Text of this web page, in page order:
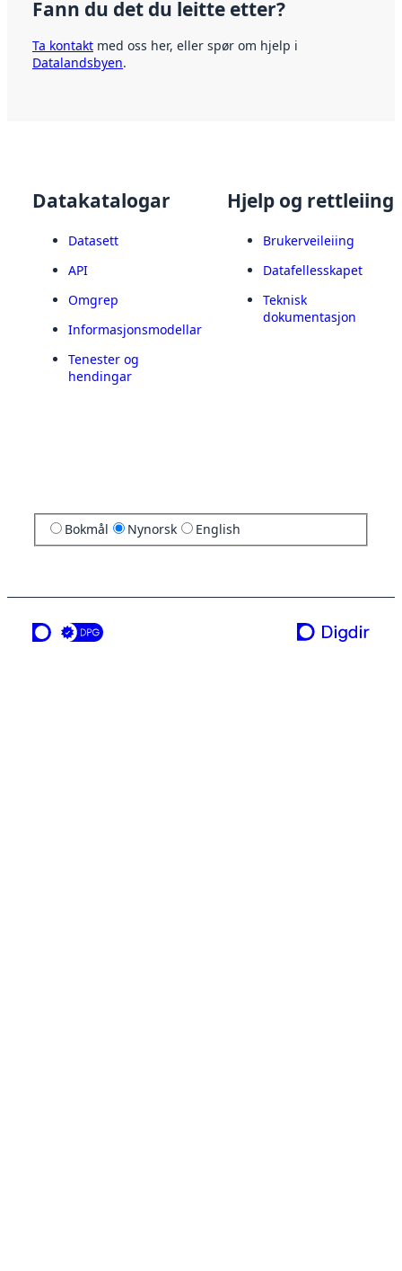
Fann du det du leitte etter?
Ta kontakt med oss her, eller spør om hjelp i
Datalandsbyen.
Datakatalogar
Datasett
API
Omgrep
Informasjonsmodellar
Tenester og
hendingar
Hjelp og rettleiing
Brukerveileiing
Datafellesskapet
Teknisk
dokumentasjon
Bokmål Nynorsk English